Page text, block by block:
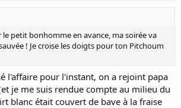
le petit bonhomme en avance, ma soirée va
! Je croise les doigts pour ton Pitchoum
l'affaire pour l'instant, on a rejoint papa
je me suis rendue compte au milieu du
blanc était couvert de bave à la fraise